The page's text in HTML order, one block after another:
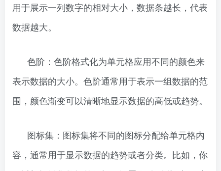
用于展示一列数字的相对大小，数据条越长，代表
数据越大。
色阶：色阶格式化为单元格应用不同的颜色来
表示数据的大小。色阶通常用于表示一组数据的范
围，颜色渐变可以清晰地显示数据的高低或趋势。
图标集：图标集将不同的图标分配给单元格内
容，通常用于显示数据的趋势或者分类。比如，你